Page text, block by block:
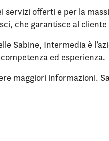
servizi offerti e per la
che garantisce al
Sabine, Intermedia è
ed esperienza.
maggiori informazioni.